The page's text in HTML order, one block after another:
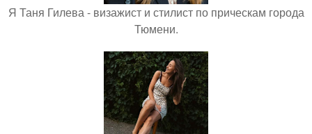
Я Таня Гилева - визажист и стилист по прическам города
Тюмени.